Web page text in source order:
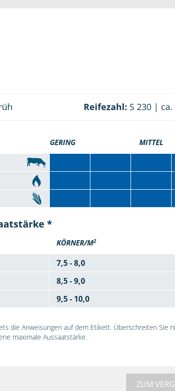
Reifezahl: S 230 | ca.
GERING MITTEL
*
KÖRNER/M2
7,5 - 8,0
8,5 - 9,0
9,5 - 10,0
die Anweisungen auf dem Etikett. Überschreiten Sie
maximale Aussaatstärke.
ZUM